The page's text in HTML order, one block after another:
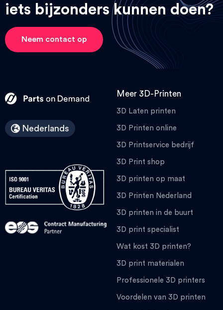
iets bijzonders kunnen doen?
Neem contact op
Nederlands
Meer 3D-Printen
3D Laten printen
3D Printen online
3D Printservice bedrijf
3D Print shop
3D printen op maat
3D Printen Nederland
3D printen in de buurt
3D print specialist
Wat kost 3D printen?
3D print materialen
Professionele 3D printers
Voordelen van 3D printen